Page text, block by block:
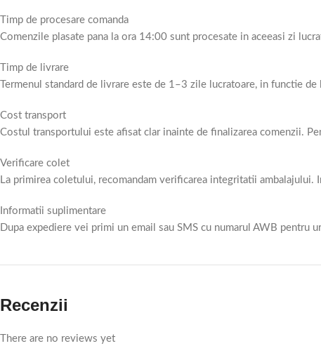
Timp de procesare comanda
Comenzile plasate pana la ora 14:00 sunt procesate in aceeasi zi
Timp de livrare
Termenul standard de livrare este de 1–3 zile lucratoare, in functie
Cost transport
Costul transportului este afisat clar inainte de finalizarea comenzii.
Verificare colet
La primirea coletului, recomandam verificarea integritatii
Informatii suplimentare
Dupa expediere vei primi un email sau SMS cu numarul AWB
Recenzii
There are no reviews yet